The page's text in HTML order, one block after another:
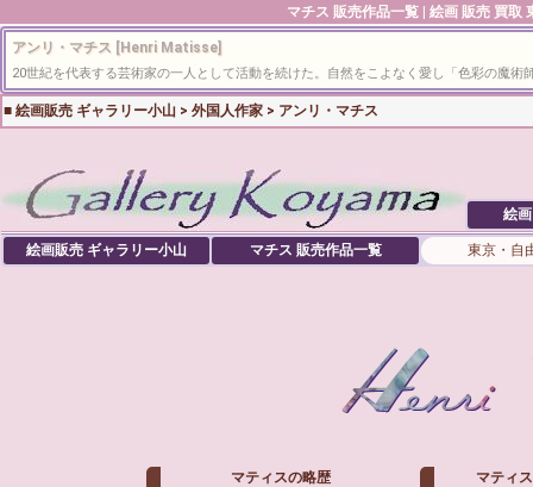
マチス 販売作品一覧 | 絵画 販売 買取
アンリ・マチス [Henri Matisse]
20世紀を代表する芸術家の一人として活動を続けた。自然をこよなく愛し「色彩の魔
■ 絵画販売 ギャラリー小山 > 外国人作家 > アンリ・マチス
絵
絵画販売 ギャラリー小山 マチス 販売作品一覧 東京・自
マティスの略歴 マティ